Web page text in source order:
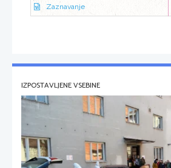
Zaznavanje
IZPOSTAVLJENE VSEBINE